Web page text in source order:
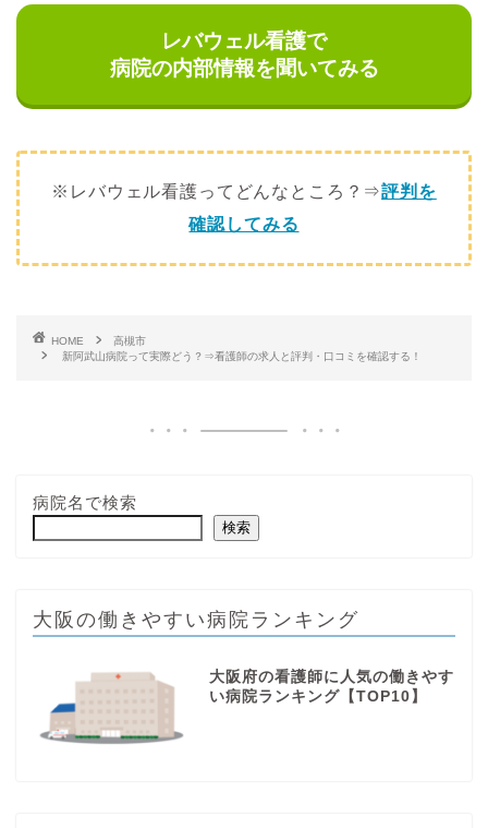
レバウェル看護で
病院の内部情報を聞いてみる
※レバウェル看護ってどんなところ？⇒評判を
確認してみる
HOME
高槻市
新阿武山病院って実際どう？⇒看護師の求人と評判・口コミを確認する！
病院名で検索
検索
大阪の働きやすい病院ランキング
大阪府の看護師に人気の働きやす
い病院ランキング【TOP10】